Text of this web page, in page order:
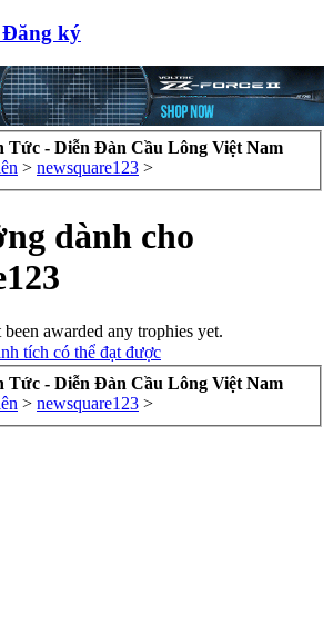
ký
Tức - Diễn Đàn Cầu Lông Việt Nam
> newsquare123 >
dành cho
awarded any trophies yet.
tích có thể đạt được
Tức - Diễn Đàn Cầu Lông Việt Nam
> newsquare123 >